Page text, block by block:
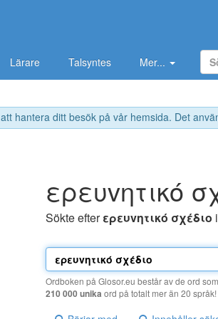
hantera ditt besök på vår hemsida. Det
Lärare Talsyntes Mer...
ερευvητικό
Sökte efterερευvητικό σχέδιo
Ordboken på Glosor.eu består av de ord
210 000 unika ord på totalt mer än 20 språk!